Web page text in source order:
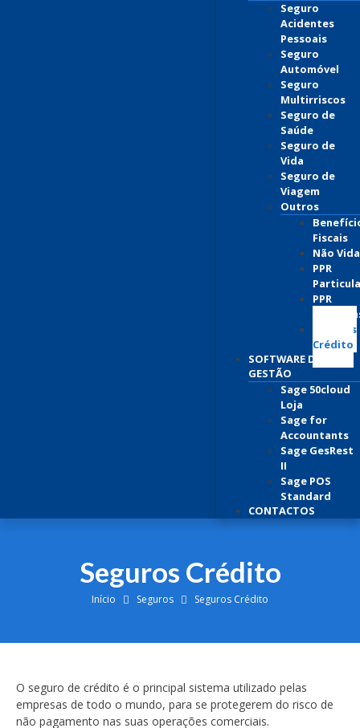
Seguro
Acidentes
Pessoais
Seguro
Automóvel
Seguro
Multirriscos
Seguro de
Saúde
Seguro de
Vida
Seguro de
Viagem
Outros
Fiscais
Não Vida
PPR
PPR
Seguros
Crédito
SOFTWARE DE
GESTÃO
Sage 50cloud
Loja
Sage for
Accountants
Sage GesRest
II
Sage POS
Standard
CONTACTOS
Seguros Crédito
Início Seguros Seguros Crédito
O seguro de crédito é o principal sistema utilizado pelas
empresas de todo o mundo, para se protegerem do risco de
não pagamento nas suas operações comerciais.